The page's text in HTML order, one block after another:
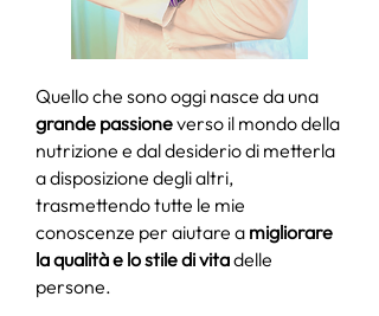
Quello che sono oggi nasce da una
grande passioneverso il mondo della
nutrizione e dal desiderio di metterla
a disposizione degli altri,
trasmettendo tutte le mie
conoscenze per aiutare a migliorare
la qualità e lo stile di vitadelle
persone.